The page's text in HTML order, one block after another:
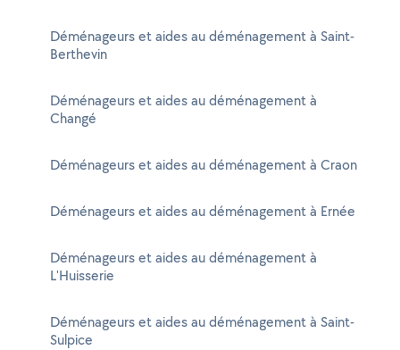
Déménageurs et aides au déménagement à Saint-
Berthevin
Déménageurs et aides au déménagement à
Changé
Déménageurs et aides au déménagement à Craon
Déménageurs et aides au déménagement à Ernée
Déménageurs et aides au déménagement à
L'Huisserie
Déménageurs et aides au déménagement à Saint-
Sulpice